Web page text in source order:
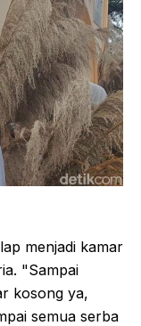
menjadi kamar
"Sampai
kosong ya,
semua serba